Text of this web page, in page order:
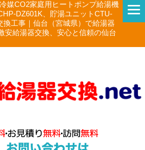
媒CO2家庭用ヒートポンプ給湯機
DZ601K、貯湯ユニットCTU-
換工事｜仙台（宮城県）で給湯器
安給湯器交換、安心と信頼の仙台